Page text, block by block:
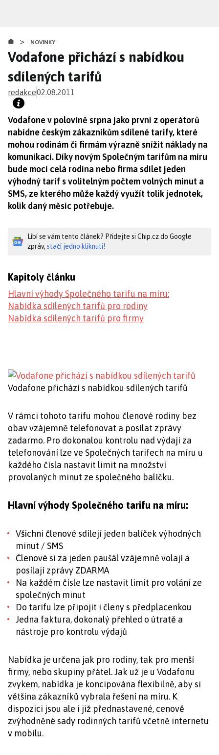
obsahu
> NOVINKY
Vodafone přichází s nabídkou
sdílených tarifů
redakce02.08.2011
Vodafone v polovině srpna jako první z operátorů
nabídne českým zákazníkům sdílené tarify, které
mohou rodinám či firmám výrazně snížit náklady na
komunikaci. Díky novým Společným tarifům na míru
bude moci celá rodina nebo firma sdílet jeden
výhodný tarif s volitelným počtem volných minut a
SMS, ze kterého může každý využít tolik jednotek,
kolik daný měsíc potřebuje.
Líbí se vám tento článek? Přidejte si Chip.cz do Google
zpráv, stačí jedno kliknutí!
Kapitoly článku
Hlavní výhody Společného tarifu na míru:
Nabídka sdílených tarifů pro rodiny
Nabídka sdílených tarifů pro firmy
Vodafone přichází s nabídkou sdílených tarifů
V rámci tohoto tarifu mohou členové rodiny bez
obav vzájemně telefonovat a posílat zprávy
zadarmo. Pro dokonalou kontrolu nad výdaji za
telefonování lze ve Společných tarifech na míru u
každého čísla nastavit limit na množství
provolaných minut ze společného balíčku.
Hlavní výhody Společného tarifu na míru:
Všichni členové sdílejí jeden balíček výhodných
minut / SMS
Členové si za jeden paušál vzájemně volají a
posílají zprávy ZDARMA
Na každém čísle lze nastavit limit pro volání ze
společných minut
Do tarifu lze připojit i členy s předplacenkou
Jedna faktura, dokonalý přehled o útratě a
nástroje pro kontrolu výdajů
Nabídka je určena jak pro rodiny, tak pro menší
firmy, nebo skupiny přátel. Jak už je u Vodafonu
zvykem, nabídka je koncipována flexibilně, aby si
většina zákazníků vybrala řešení na míru. K
dispozici jsou ale i již přednastavené, cenově
zvýhodněné sady rodinných tarifů včetně internetu
v mobilu.